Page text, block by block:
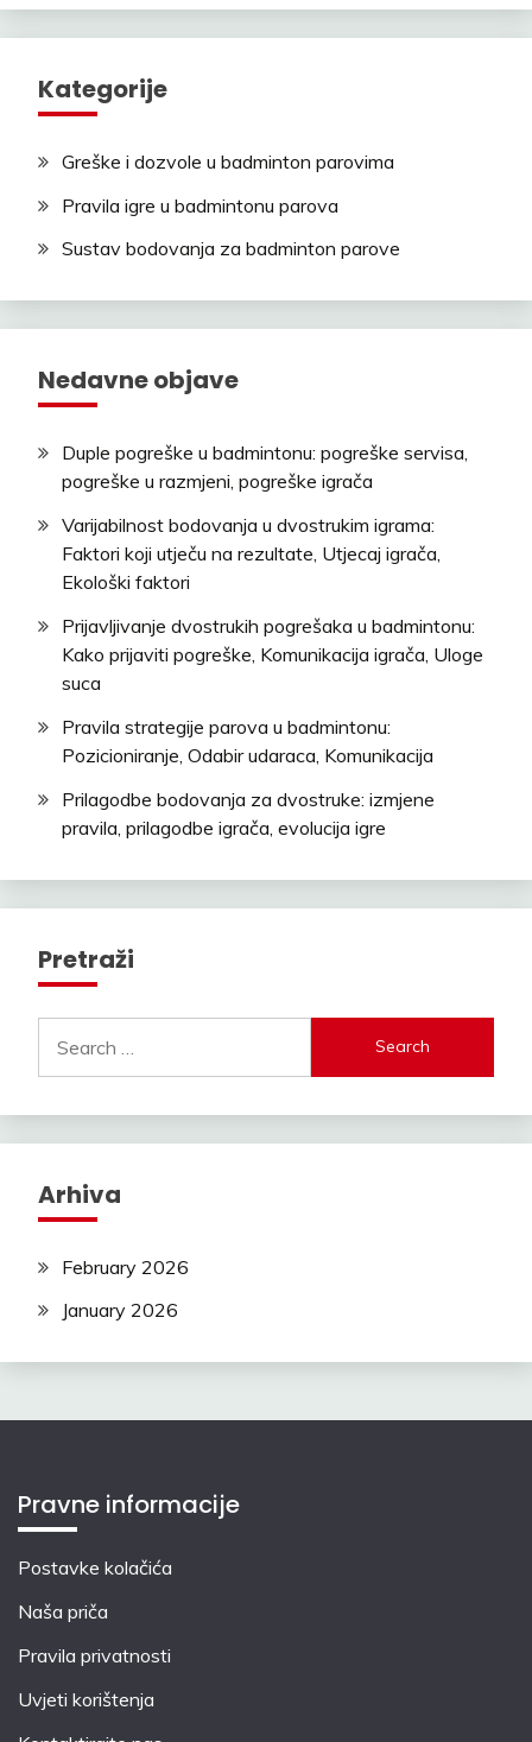
Kategorije
Greške i dozvole u badminton parovima
Pravila igre u badmintonu parova
Sustav bodovanja za badminton parove
Nedavne objave
Duple pogreške u badmintonu: pogreške servisa,
pogreške u razmjeni, pogreške igrača
Varijabilnost bodovanja u dvostrukim igrama:
Faktori koji utječu na rezultate, Utjecaj igrača,
Ekološki faktori
Prijavljivanje dvostrukih pogrešaka u badmintonu:
Kako prijaviti pogreške, Komunikacija igrača, Uloge
suca
Pravila strategije parova u badmintonu:
Pozicioniranje, Odabir udaraca, Komunikacija
Prilagodbe bodovanja za dvostruke: izmjene
pravila, prilagodbe igrača, evolucija igre
Pretraži
for:
Arhiva
February 2026
January 2026
Pravne informacije
Postavke kolačića
Naša priča
Pravila privatnosti
Uvjeti korištenja